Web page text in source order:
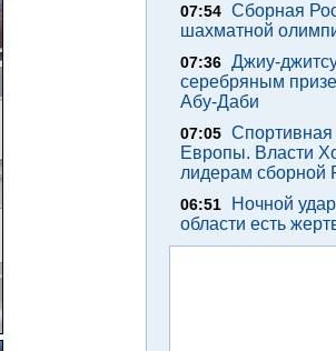
07:54 Сборная
шахматной
07:36 Джиу-
серебряным
Абу-Даби
07:05 Спортивная
Европы. Власти
лидерам сборной
06:51
Ночной
области есть